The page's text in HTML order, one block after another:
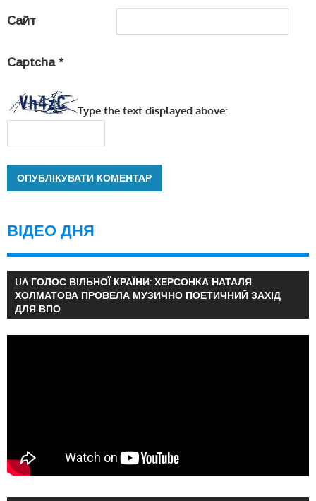
Сайт
Captcha *
Type the text displayed above:
ВІДЕО ДНЯ
UA ГОЛОС ВІЛЬНОЇ КРАЇНИ: ХЕРСОНКА НАТАЛЯ
ХОЛМАТОВА ПРОВЕЛА МУЗИЧНО ПОЕТИЧНИЙ ЗАХІД
ДЛЯ ВПО